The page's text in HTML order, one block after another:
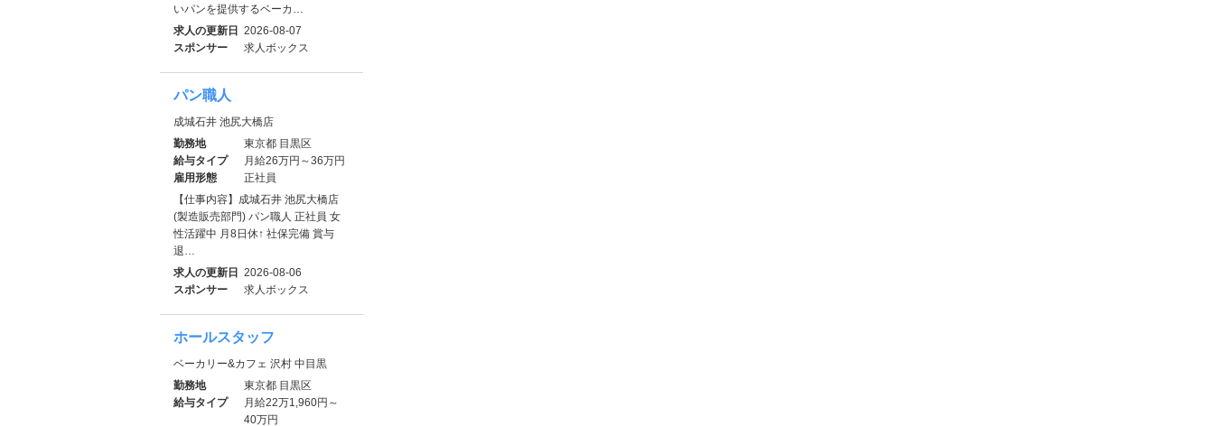
いパンを提供するベーカ…
求人の更新日
2026-08-07
スポンサー
求人ボックス
パン職人
成城石井 池尻大橋店
勤務地
東京都 目黒区
給与タイプ
月給26万円～36万円
雇用形態
正社員
【仕事内容】成城石井 池尻大橋店
(製造販売部門) パン職人 正社員 女
性活躍中 月8日休↑ 社保完備 賞与
退…
求人の更新日
2026-08-06
スポンサー
求人ボックス
ホールスタッフ
ベーカリー&カフェ 沢村 中目黒
勤務地
東京都 目黒区
給与タイプ
月給22万1,960円～
40万円